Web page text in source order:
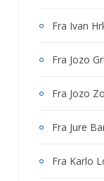
Fra Ivan
Fra Jozo
Fra Jozo
Fra Jure
Fra Karlo